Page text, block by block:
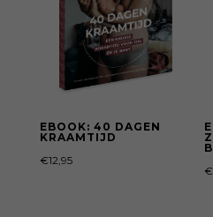
EBOOK: 40 DAGEN
KRAAMTIJD
€12,95
€